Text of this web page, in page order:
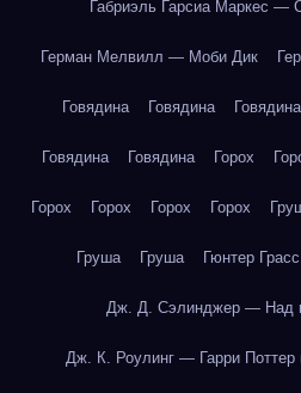
Габриэль Гарсиа Маркес —
Герман Мелвилл — Моби Дик
Говядина Говядина Говядина
Говядина Говядина Горох
Горох Горох Горох Горох
Груша Груша Гюнтер
Дж. Д. Сэлинджер — Над
Дж. К. Роулинг — Гарри